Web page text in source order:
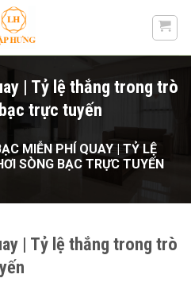
| Tỷ lệ thắng trong trò
trực tuyến
MIỄN PHÍ QUAY | TỶ LỆ
SÒNG BẠC TRỰC TUYẾN
| Tỷ lệ thắng trong trò